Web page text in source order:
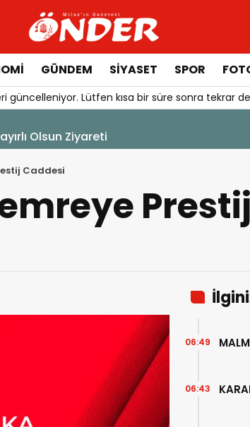
GÜNDEM SİYASET SPOR
güncelleniyor. Lütfen kısa bir süre sonra tekrar
Olsun Ziyareti
Caddesi
06:49
06:43